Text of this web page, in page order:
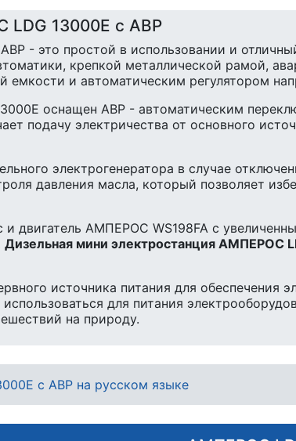
LDG 13000E с АВР
- это простой в использовании и
крепкой металлической рамой,
и автоматическим регулятором
оснащен АВР - автоматическим
подачу электричества от основного
электрогенератора в случае
давления масла, который позволяет
двигатель АМПЕРОС WS198FA с
Дизельная мини электростанция АМПЕРОС
источника питания для обеспечения
для питания
на природу.
с АВР на русском языке